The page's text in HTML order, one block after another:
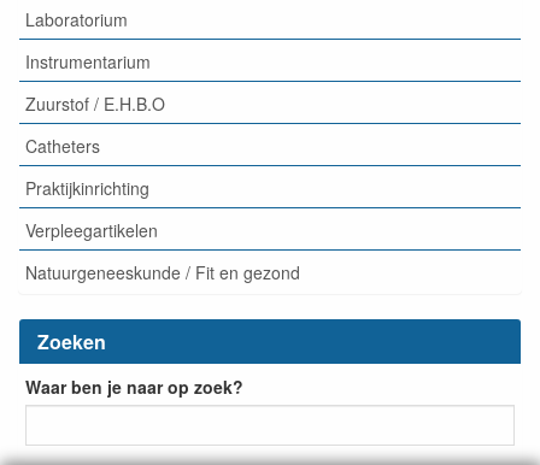
Laboratorium
Instrumentarium
Zuurstof / E.H.B.O
Catheters
Praktijkinrichting
Verpleegartikelen
Natuurgeneeskunde / Fit en gezond
Zoeken
Waar ben je naar op zoek?